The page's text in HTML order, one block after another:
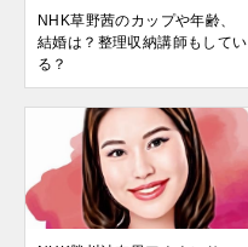
NHK草野茜のカップや年齢、
結婚は？整理収納講師もしてい
る？